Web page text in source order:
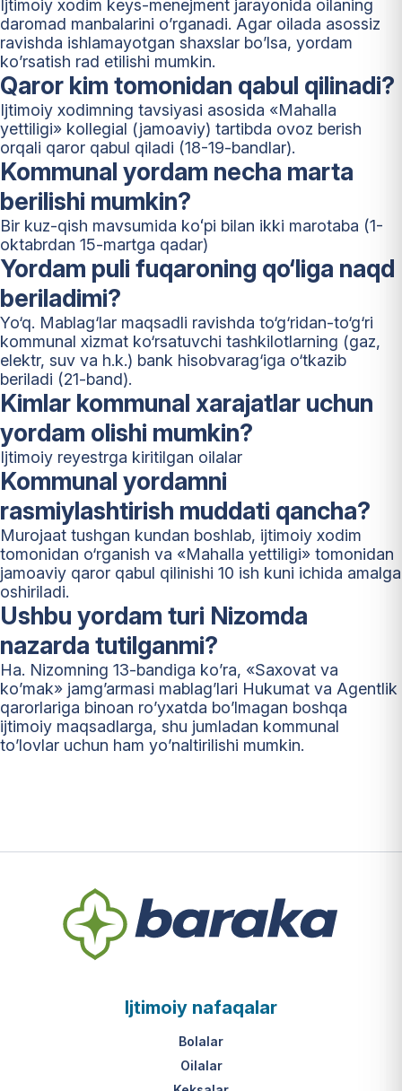
Ijtimoiy xodim keys-menejment jarayonida oilaning
daromad manbalarini o’rganadi. Agar oilada asossiz
ravishda ishlamayotgan shaxslar bo’lsa, yordam
ko’rsatish rad etilishi mumkin.
Qaror kim tomonidan qabul qilinadi?
Ijtimoiy xodimning tavsiyasi asosida «Mahalla
yettiligi» kollegial (jamoaviy) tartibda ovoz berish
orqali qaror qabul qiladi (18-19-bandlar).
Kommunal yordam necha marta
berilishi mumkin?
Bir kuz-qish mavsumida koʻpi bilan ikki marotaba (1-
oktabrdan 15-martga qadar)
Yordam puli fuqaroning qo‘liga naqd
beriladimi?
Yo‘q. Mablag‘lar maqsadli ravishda to‘g‘ridan-to‘g‘ri
kommunal xizmat ko‘rsatuvchi tashkilotlarning (gaz,
elektr, suv va h.k.) bank hisobvarag‘iga o‘tkazib
beriladi (21-band).
Kimlar kommunal xarajatlar uchun
yordam olishi mumkin?
Ijtimoiy reyestrga kiritilgan oilalar
Kommunal yordamni
rasmiylashtirish muddati qancha?
Murojaat tushgan kundan boshlab, ijtimoiy xodim
tomonidan o‘rganish va «Mahalla yettiligi» tomonidan
jamoaviy qaror qabul qilinishi 10 ish kuni ichida amalga
oshiriladi.
Ushbu yordam turi Nizomda
nazarda tutilganmi?
Ha. Nizomning 13-bandiga ko’ra, «Saxovat va
ko’mak» jamg’armasi mablag’lari Hukumat va Agentlik
qarorlariga binoan ro’yxatda bo’lmagan boshqa
ijtimoiy maqsadlarga, shu jumladan kommunal
to’lovlar uchun ham yo’naltirilishi mumkin.
Ijtimoiy nafaqalar
Bolalar
Oilalar